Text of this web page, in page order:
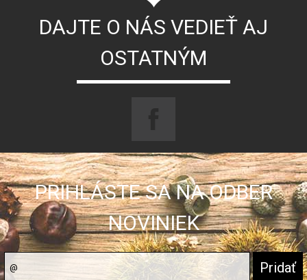
DAJTE O NÁS VEDIEŤ AJ
OSTATNÝM
PRIHLÁSTE SA NA ODBER
NOVINIEK